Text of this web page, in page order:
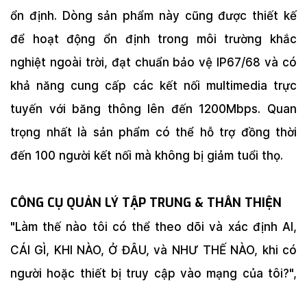
ổn định. Dòng sản phẩm này cũng được thiết kế
để hoạt động ổn định trong môi trường khắc
nghiệt ngoài trời, đạt chuẩn bảo vệ IP67/68 và có
khả năng cung cấp các kết nối multimedia trực
tuyến với băng thông lên đến 1200Mbps. Quan
trọng nhất là sản phẩm có thể hỗ trợ đồng thời
đến 100 người kết nối mà không bị giảm tuổi thọ.
CÔNG CỤ QUẢN LÝ TẬP TRUNG & THÂN THIỆN
"Làm thế nào tôi có thể theo dõi và xác định AI,
CÁI GÌ, KHI NÀO, Ở ĐÂU, và NHƯ THẾ NÀO, khi có
người hoặc thiết bị truy cập vào mạng của tôi?",